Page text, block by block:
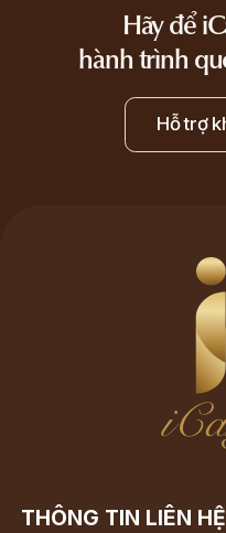
Hãy để
hành trình
Hỗ trợ
THÔNG TIN LIÊN HỆ